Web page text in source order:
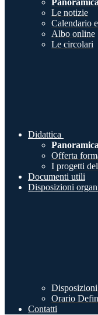
Panoramica
Le notizie
Calendario
Albo online
Le circolari
Didattica
Panoramica
Offerta
I progetti
Documenti utili
Disposizioni
Orario
Contatti